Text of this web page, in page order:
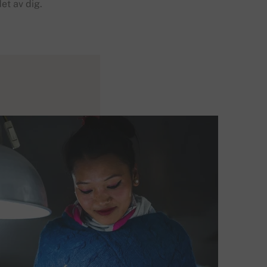
av dig.